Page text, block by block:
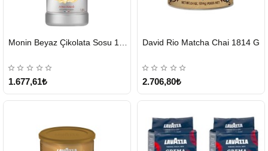
GÖNDERİ
1.677,61₺
GÖNDERİ
David Rio Matcha Chai 1814 G
2.706,80₺